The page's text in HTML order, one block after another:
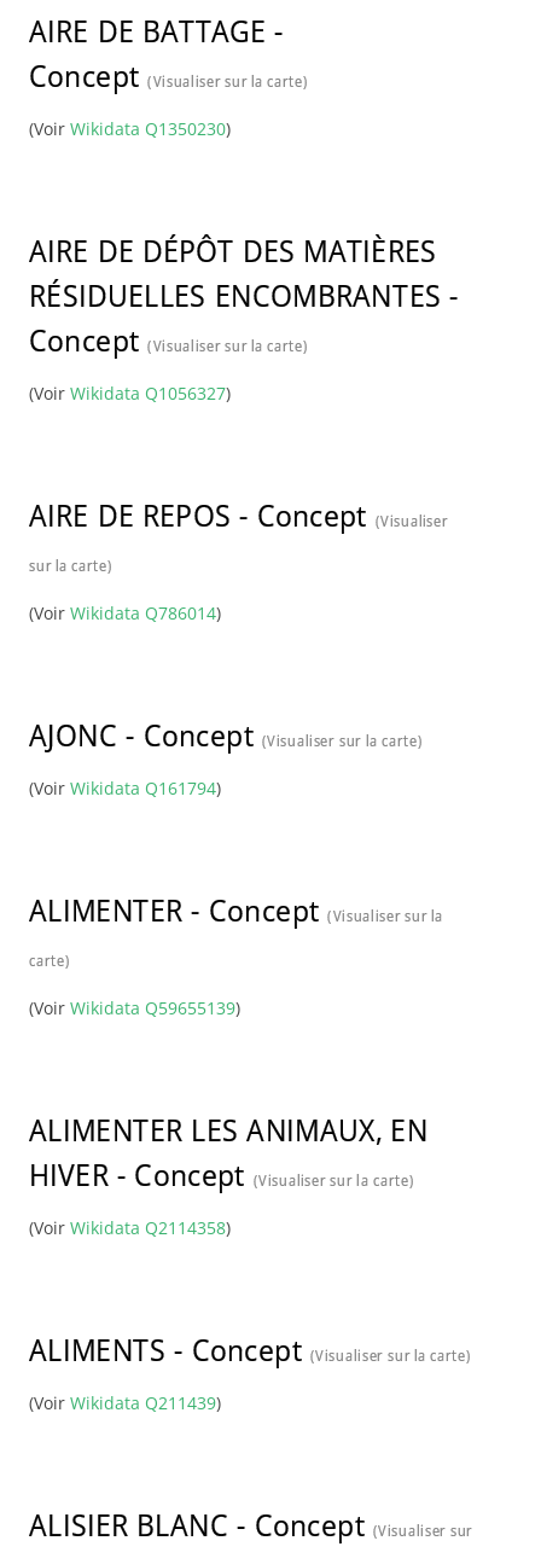
AIRE DE BATTAGE -
Concept (Visualiser sur la carte)
(Voir Wikidata Q1350230)
AIRE DE DÉPÔT DES MATIÈRES
RÉSIDUELLES ENCOMBRANTES -
Concept (Visualiser sur la carte)
(Voir Wikidata Q1056327)
AIRE DE REPOS - Concept (Visualiser
sur la carte)
(Voir Wikidata Q786014)
AJONC - Concept (Visualiser sur la carte)
(Voir Wikidata Q161794)
ALIMENTER - Concept (Visualiser sur la
carte)
(Voir Wikidata Q59655139)
ALIMENTER LES ANIMAUX, EN
HIVER- Concept (Visualiser sur la carte)
(Voir Wikidata Q2114358)
ALIMENTS - Concept (Visualiser sur la carte)
(Voir Wikidata Q211439)
ALISIER BLANC - Concept (Visualiser sur